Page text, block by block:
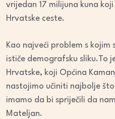
vrijedan 17 milijuna kuna
Hrvatske ceste.
Kao najveći problem s kojim
ističe demografsku sliku.To
Hrvatske, koji Općina
nastojimo učiniti najbolje
imamo da bi spriječili da
Mateljan.